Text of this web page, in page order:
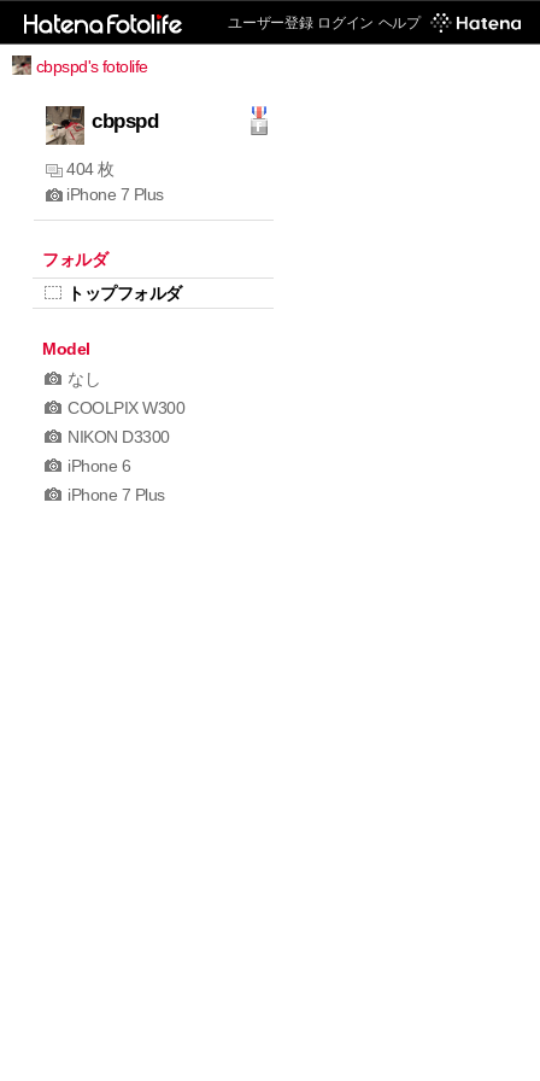
ユーザー登録 ログイン ヘルプ
cbpspd's fotolife
cbpspd
404 枚
iPhone 7 Plus
フォルダ
トップフォルダ
Model
なし
COOLPIX W300
NIKON D3300
iPhone 6
iPhone 7 Plus